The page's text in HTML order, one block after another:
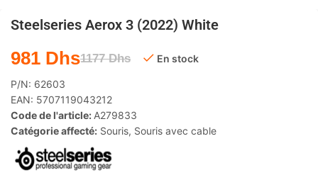
Steelseries Aerox 3 (2022) White
1177Dhs
981 Dhs En stock
P/N: 62603
EAN: 5707119043212
Code de l'article: A279833
Catégorie affecté: Souris, Souris avec cable